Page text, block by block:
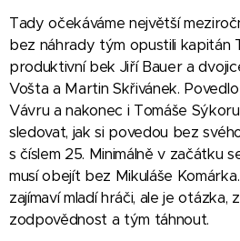
Tady očekáváme největší
bez náhrady tým opustili kapitán
produktivní bek Jiří Bauer a
Vošta a Martin Skřivánek.
Vávru a nakonec i Tomáše
sledovat, jak si povedou bez
s číslem 25. Minimálně v začátku
musí obejít bez Mikuláše
zajímaví mladí hráči, ale je
zodpovědnost a tým táhnout.